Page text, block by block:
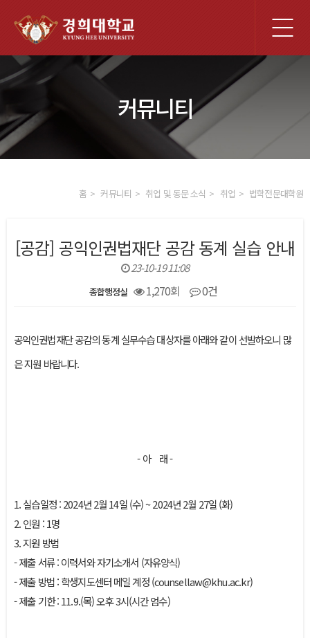
체
메
커뮤니티
홈 커뮤니티 취업 및 동문 소식 취업 법학전문대학원
[공감] 공익인권법재단 공감 동계 실습 안내
23-10-19 11:08
종합행정실 1,270회 0건
공익인권법재단 공감의 동계 실무수습 대상자를 아래와 같이 선발하오니 많
은 지원 바랍니다.
- 아 래 -
1. 실습일정 : 2024년 2월 14일 (수) ~ 2024년 2월 27일 (화)
2. 인원 : 1명
3. 지원 방법
- 제출 서류 : 이력서와 자기소개서 (자유양식)
- 제출 방법 : 학생지도센터 메일 계정 (counsellaw@khu.ac.kr)
- 제출 기한 : 11.9.(목) 오후 3시(시간 엄수)